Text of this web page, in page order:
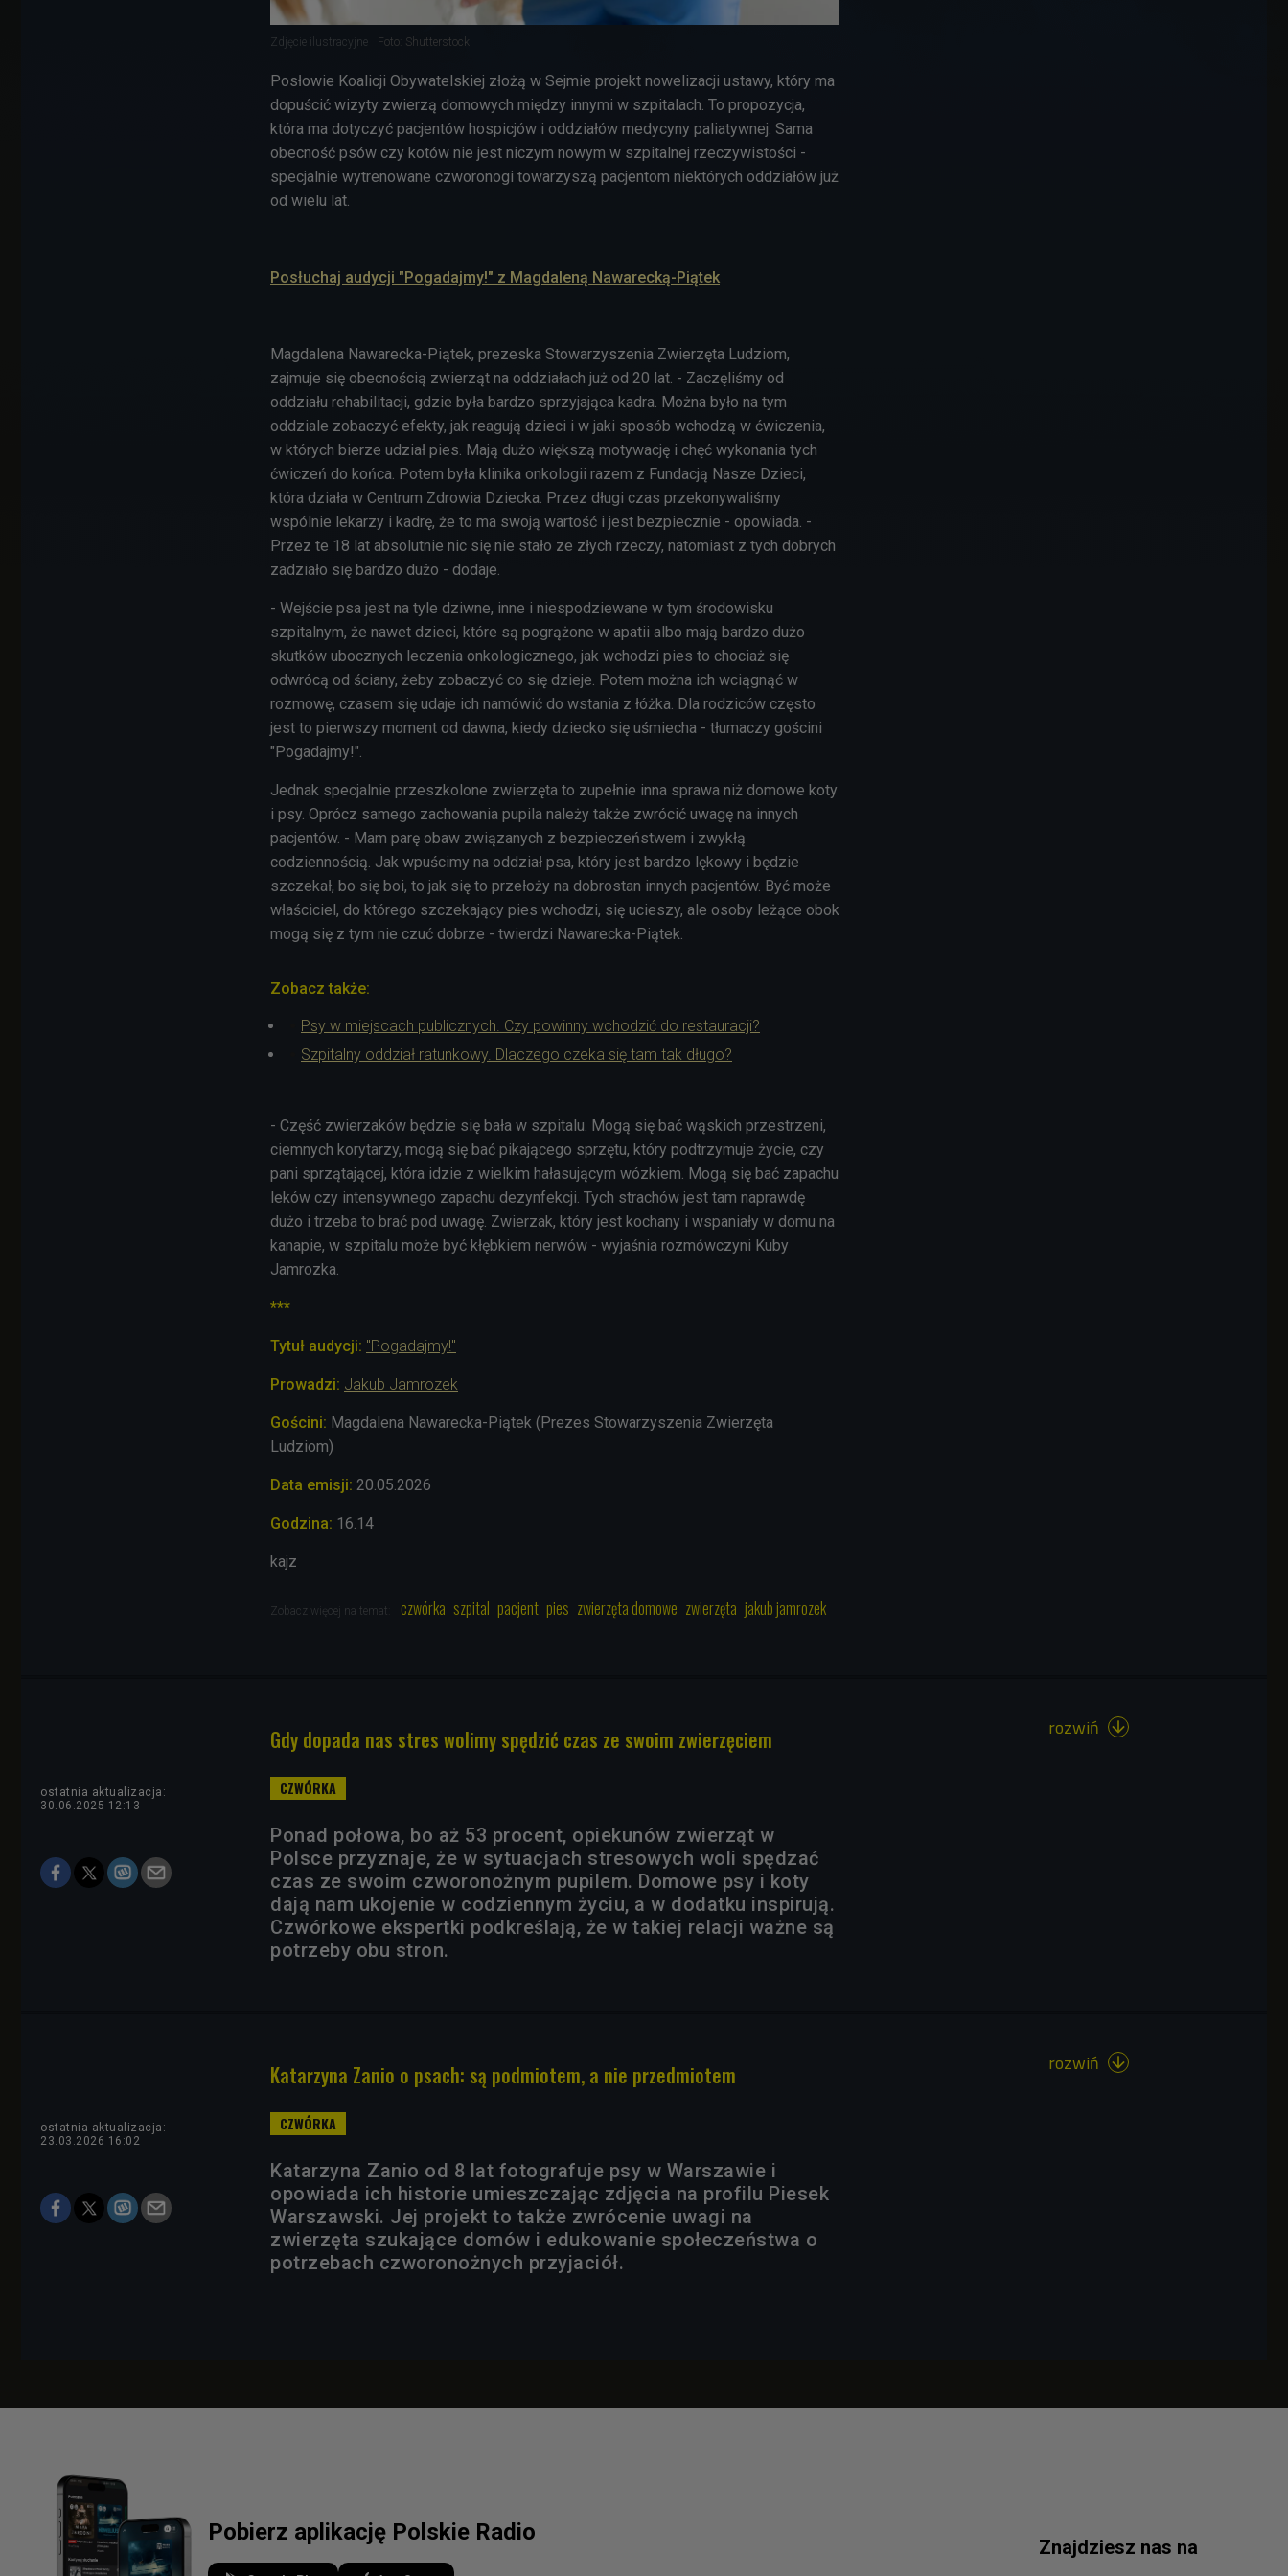
Zdjęcie ilustracyjne Foto: Shutterstock
Posłowie Koalicji Obywatelskiej złożą w Sejmie projekt nowelizacji ustawy, który ma
dopuścić wizyty zwierzą domowych między innymi w szpitalach. To propozycja,
która ma dotyczyć pacjentów hospicjów i oddziałów medycyny paliatywnej. Sama
obecność psów czy kotów nie jest niczym nowym w szpitalnej rzeczywistości -
specjalnie wytrenowane czworonogi towarzyszą pacjentom niektórych oddziałów już
od wielu lat.
Posłuchaj audycji "Pogadajmy!" z Magdaleną Nawarecką-Piątek
Magdalena Nawarecka-Piątek, prezeska Stowarzyszenia Zwierzęta Ludziom,
zajmuje się obecnością zwierząt na oddziałach już od 20 lat. - Zaczęliśmy od
oddziału rehabilitacji, gdzie była bardzo sprzyjająca kadra. Można było na tym
oddziale zobaczyć efekty, jak reagują dzieci i w jaki sposób wchodzą w ćwiczenia,
w których bierze udział pies. Mają dużo większą motywację i chęć wykonania tych
ćwiczeń do końca. Potem była klinika onkologii razem z Fundacją Nasze Dzieci,
która działa w Centrum Zdrowia Dziecka. Przez długi czas przekonywaliśmy
wspólnie lekarzy i kadrę, że to ma swoją wartość i jest bezpiecznie - opowiada. -
Przez te 18 lat absolutnie nic się nie stało ze złych rzeczy, natomiast z tych dobrych
zadziało się bardzo dużo - dodaje.
- Wejście psa jest na tyle dziwne, inne i niespodziewane w tym środowisku
szpitalnym, że nawet dzieci, które są pogrążone w apatii albo mają bardzo dużo
skutków ubocznych leczenia onkologicznego, jak wchodzi pies to chociaż się
odwrócą od ściany, żeby zobaczyć co się dzieje. Potem można ich wciągnąć w
rozmowę, czasem się udaje ich namówić do wstania z łóżka. Dla rodziców często
jest to pierwszy moment od dawna, kiedy dziecko się uśmiecha - tłumaczy gościni
"Pogadajmy!".
Jednak specjalnie przeszkolone zwierzęta to zupełnie inna sprawa niż domowe koty
i psy. Oprócz samego zachowania pupila należy także zwrócić uwagę na innych
pacjentów. - Mam parę obaw związanych z bezpieczeństwem i zwykłą
codziennością. Jak wpuścimy na oddział psa, który jest bardzo lękowy i będzie
szczekał, bo się boi, to jak się to przełoży na dobrostan innych pacjentów. Być może
właściciel, do którego szczekający pies wchodzi, się ucieszy, ale osoby leżące obok
mogą się z tym nie czuć dobrze - twierdzi Nawarecka-Piątek.
Zobacz także:
Psy w miejscach publicznych. Czy powinny wchodzić do restauracji?
Szpitalny oddział ratunkowy. Dlaczego czeka się tam tak długo?
- Część zwierzaków będzie się bała w szpitalu. Mogą się bać wąskich przestrzeni,
ciemnych korytarzy, mogą się bać pikającego sprzętu, który podtrzymuje życie, czy
pani sprzątającej, która idzie z wielkim hałasującym wózkiem. Mogą się bać zapachu
leków czy intensywnego zapachu dezynfekcji. Tych strachów jest tam naprawdę
dużo i trzeba to brać pod uwagę. Zwierzak, który jest kochany i wspaniały w domu na
kanapie, w szpitalu może być kłębkiem nerwów - wyjaśnia rozmówczyni Kuby
Jamrozka.
***
Tytuł audycji: "Pogadajmy!"
Prowadzi: Jakub Jamrozek
Gościni: Magdalena Nawarecka-Piątek (Prezes Stowarzyszenia Zwierzęta
Ludziom)
Data emisji: 20.05.2026
Godzina: 16.14
kajz
Zobacz więcej na temat: czwórka szpital pacjent pies zwierzęta domowe zwierzęta jakub jamrozek
Gdy dopada nas stres wolimy spędzić czas ze swoim zwierzęciem
ostatnia aktualizacja:
30.06.2025 12:13
Ponad połowa, bo aż 53 procent, opiekunów zwierząt w
Polsce przyznaje, że w sytuacjach stresowych woli spędzać
czas ze swoim czworonożnym pupilem. Domowe psy i koty
dają nam ukojenie w codziennym życiu, a w dodatku inspirują.
Czwórkowe ekspertki podkreślają, że w takiej relacji ważne są
potrzeby obu stron.
rozwiń 
Katarzyna Zanio o psach: są podmiotem, a nie przedmiotem
ostatnia aktualizacja:
23.03.2026 16:02
Katarzyna Zanio od 8 lat fotografuje psy w Warszawie i
opowiada ich historie umieszczając zdjęcia na profilu Piesek
Warszawski. Jej projekt to także zwrócenie uwagi na
zwierzęta szukające domów i edukowanie społeczeństwa o
potrzebach czworonożnych przyjaciół.
rozwiń 
Pobierz aplikację Polskie Radio
Znajdziesz nas na